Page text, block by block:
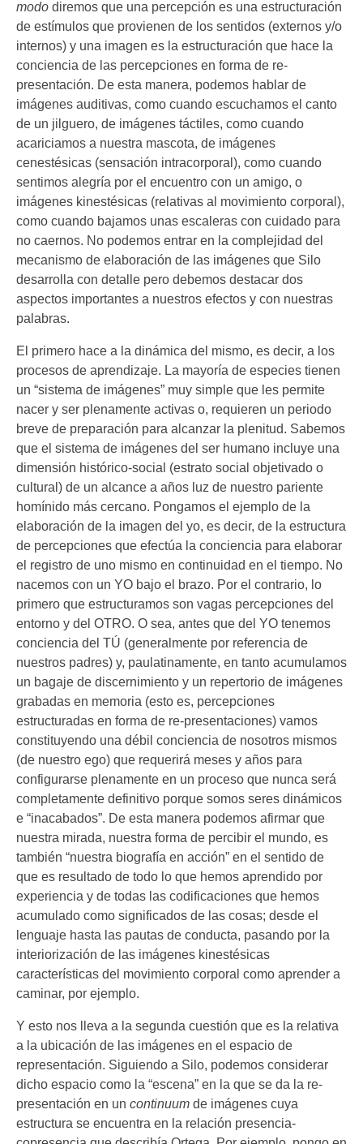
modo diremos que una percepción es una estructuración
de estímulos que provienen de los sentidos (externos y/o
internos) y una imagen es la estructuración que hace la
conciencia de las percepciones en forma de re-
presentación. De esta manera, podemos hablar de
imágenes auditivas, como cuando escuchamos el canto
de un jilguero, de imágenes táctiles, como cuando
acariciamos a nuestra mascota, de imágenes
cenestésicas (sensación intracorporal), como cuando
sentimos alegría por el encuentro con un amigo, o
imágenes kinestésicas (relativas al movimiento corporal),
como cuando bajamos unas escaleras con cuidado para
no caernos. No podemos entrar en la complejidad del
mecanismo de elaboración de las imágenes que Silo
desarrolla con detalle pero debemos destacar dos
aspectos importantes a nuestros efectos y con nuestras
palabras.
El primero hace a la dinámica del mismo, es decir, a los
procesos de aprendizaje. La mayoría de especies tienen
un “sistema de imágenes” muy simple que les permite
nacer y ser plenamente activas o, requieren un periodo
breve de preparación para alcanzar la plenitud. Sabemos
que el sistema de imágenes del ser humano incluye una
dimensión histórico-social (estrato social objetivado o
cultural) de un alcance a años luz de nuestro pariente
homínido más cercano. Pongamos el ejemplo de la
elaboración de la imagen del yo, es decir, de la estructura
de percepciones que efectúa la conciencia para elaborar
el registro de uno mismo en continuidad en el tiempo. No
nacemos con un YO bajo el brazo. Por el contrario, lo
primero que estructuramos son vagas percepciones del
entorno y del OTRO. O sea, antes que del YO tenemos
conciencia del TÚ (generalmente por referencia de
nuestros padres) y, paulatinamente, en tanto acumulamos
un bagaje de discernimiento y un repertorio de imágenes
grabadas en memoria (esto es, percepciones
estructuradas en forma de re-presentaciones) vamos
constituyendo una débil conciencia de nosotros mismos
(de nuestro ego) que requerirá meses y años para
configurarse plenamente en un proceso que nunca será
completamente definitivo porque somos seres dinámicos
e “inacabados”. De esta manera podemos afirmar que
nuestra mirada, nuestra forma de percibir el mundo, es
también “nuestra biografía en acción” en el sentido de
que es resultado de todo lo que hemos aprendido por
experiencia y de todas las codificaciones que hemos
acumulado como significados de las cosas; desde el
lenguaje hasta las pautas de conducta, pasando por la
interiorización de las imágenes kinestésicas
características del movimiento corporal como aprender a
caminar, por ejemplo.
Y esto nos lleva a la segunda cuestión que es la relativa
a la ubicación de las imágenes en el espacio de
representación. Siguiendo a Silo, podemos considerar
dicho espacio como la “escena” en la que se da la re-
presentación en un continuum de imágenes cuya
estructura se encuentra en la relación presencia-